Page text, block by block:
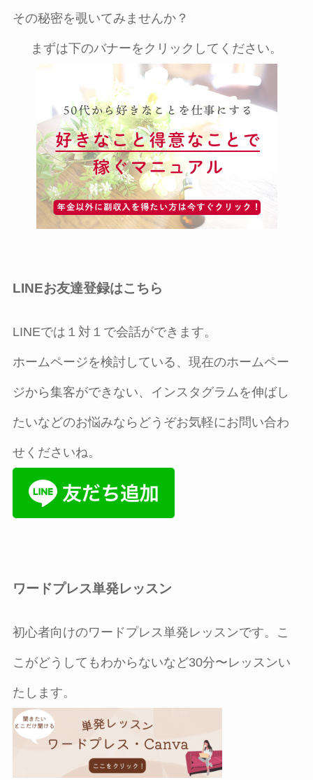
その秘密を覗いてみませんか？
まずは下のバナーをクリックしてください。
LINEお友達登録はこちら
LINEでは１対１で会話ができます。
ホームページを検討している、現在のホームペー
ジから集客ができない、インスタグラムを伸ばし
たいなどのお悩みならどうぞお気軽にお問い合わ
せくださいね。
ワードプレス単発レッスン
初心者向けのワードプレス単発レッスンです。こ
こがどうしてもわからないなど30分〜レッスンい
たします。